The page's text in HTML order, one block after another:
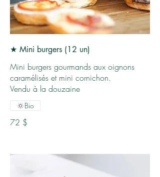
★ Mini burgers (12 un)
Mini burgers gourmands aux oignons
caramélisés et mini cornichon.
Vendu à la douzaine
72 $
Bio